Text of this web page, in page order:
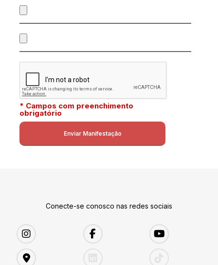
* Campos com preenchimento
obrigatório
Conecte-se conosco nas redes sociais